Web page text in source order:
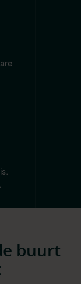
buurt